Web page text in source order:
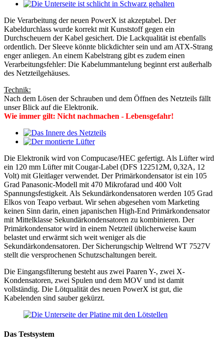
Die Verarbeitung der neuen PowerX ist akzeptabel. Der
Kabeldurchlass wurde korrekt mit Kunststoff gegen ein
Durchscheuern der Kabel gesichert. Die Lackqualität ist ebenfalls
ordentlich. Der Sleeve könnte blickdichter sein und am ATX-Strang
enger anliegen. An einem Kabelstrang gibt es zudem einen
Verarbeitungsfehler: Die Kabelummantelung beginnt erst außerhalb
des Netzteilgehäuses.
Technik:
Nach dem Lösen der Schrauben und dem Öffnen des Netzteils fällt
unser Blick auf die Elektronik.
Wie immer gilt: Nicht nachmachen - Lebensgefahr!
Die Elektronik wird von Compucase/HEC gefertigt. Als Lüfter wird
ein 120 mm Lüfter mit Cougar-Label (DFS 122512M, 0,32A, 12
Volt) mit Gleitlager verwendet. Der Primärkondensator ist ein 105
Grad Panasonic-Modell mit 470 Mikrofarad und 400 Volt
Spannungsfestigkeit. Als Sekundärkondensatoren werden 105 Grad
Elkos von Teapo verbaut. Wir sehen abgesehen vom Marketing
keinen Sinn darin, einen japanischen High-End Primärkondensator
mit Mittelklasse Sekundärkondensatoren zu kombinieren. Der
Primärkondensator wird in einem Netzteil üblicherweise kaum
belastet und erwärmt sich weit weniger als die
Sekundärkondensatoren. Der Sicherungschip Weltrend WT 7527V
stellt die versprochenen Schutzschaltungen bereit.
Die Eingangsfilterung besteht aus zwei Paaren Y-, zwei X-
Kondensatoren, zwei Spulen und dem MOV und ist damit
vollständig. Die Lötqualität des neuen PowerX ist gut, die
Kabelenden sind sauber gekürzt.
Das Testsystem